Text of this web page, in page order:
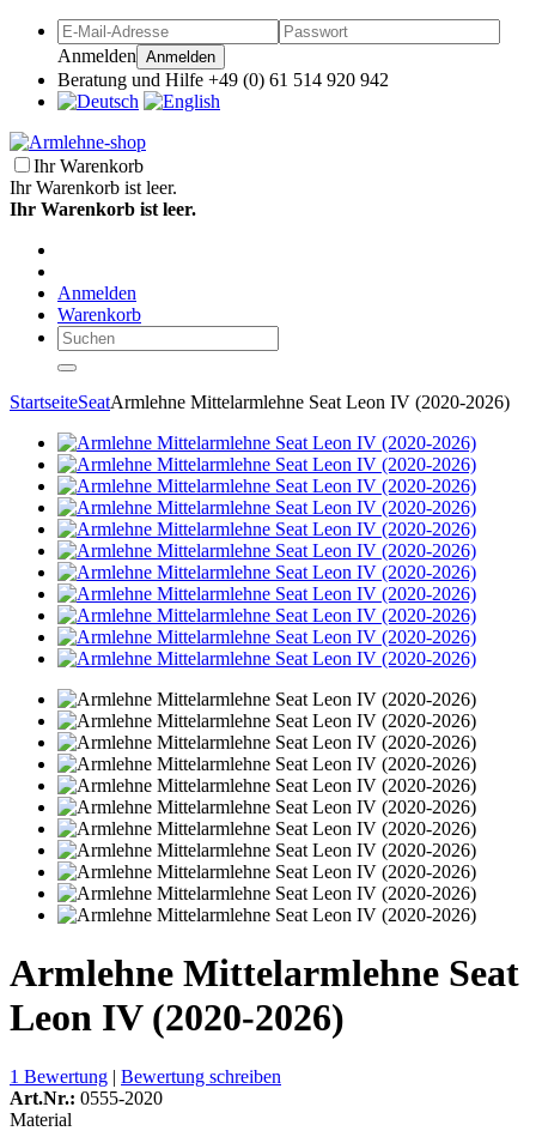
Anmelden Anmelden
Beratung und Hilfe +49 (0) 61 514 920 942
Ihr Warenkorb
Ihr Warenkorb ist leer.
Ihr Warenkorb ist leer.
Anmelden
Warenkorb
StartseiteSeatArmlehne Mittelarmlehne Seat Leon IV (2020-2026)
Armlehne Mittelarmlehne Seat
Leon IV (2020-2026)
1 Bewertung | Bewertung schreiben
Art.Nr.: 0555-2020
Material